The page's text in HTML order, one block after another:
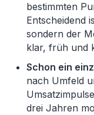
bestimmten
Entscheidend
sondern der
klar, früh und
Schon ein
nach Umfeld
drei Jahren